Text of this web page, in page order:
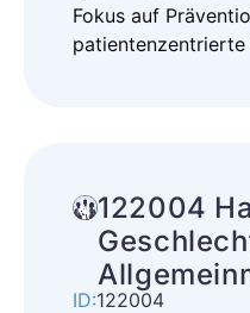
Fokus auf
patientenzentrierte
122004
ID:122004